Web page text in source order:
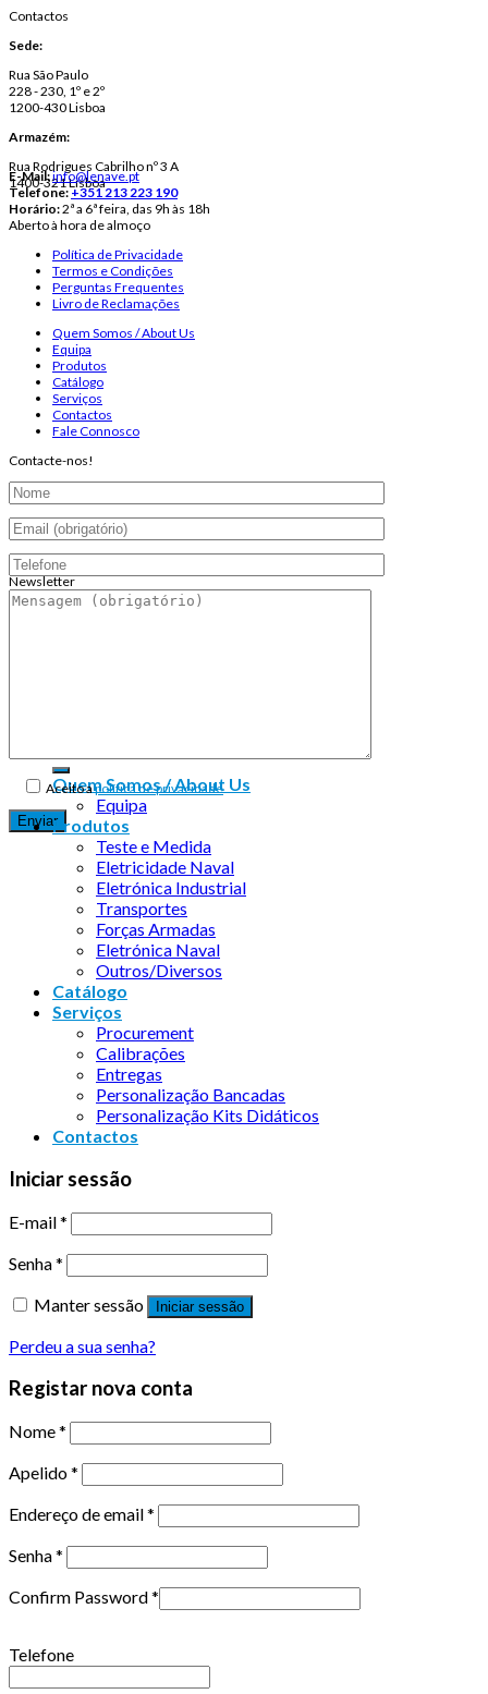
Contactos
Sede:
Rua São Paulo
228 - 230, 1º e 2º
1200-430 Lisboa
Armazém:
Rua Rodrigues Cabrilho nº 3 A
1400-321 Lisboa
E-Mail:info@lenave.pt
Telefone:+351 213 223 190
Horário:2ª a 6ª feira, das 9h às 18h
Aberto à hora de almoço
Política de Privacidade
Termos e Condições
Perguntas Frequentes
Livro de Reclamações
Quem Somos / About Us
Equipa
Produtos
Catálogo
Serviços
Contactos
Fale Connosco
Contacte-nos!
Aceito apolítica de privacidade
Newsletter
Endereço de email:
Quem Somos / About Us
Equipa
Produtos
Teste e Medida
Eletricidade Naval
Eletrónica Industrial
Transportes
Forças Armadas
Eletrónica Naval
Outros/Diversos
Catálogo
Serviços
Procurement
Calibrações
Entregas
Personalização Bancadas
Personalização Kits Didáticos
Contactos
Iniciar sessão
E-mail*
Senha*
Manter sessão
Iniciar sessão
Perdeu a sua senha?
Registar nova conta
Nome*
Apelido*
Endereço de email*
Senha*
Confirm Password*
Telefone